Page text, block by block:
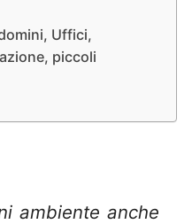
Uffici,
piccoli
ambiente anche